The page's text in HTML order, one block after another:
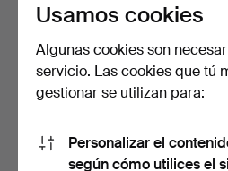
BOL PARA SERVIR Plata
con dorado interior.…
Subastado 21 ene 2026
2.533 USD
Usamos cookies
Algunas cookies son
servicio. Las cookies que tú
gestionar se utilizan para:
Personalizar el
según cómo utilices el